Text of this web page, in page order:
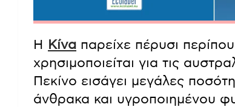
Η Κίνα παρείχε πέρυσι
χρησιμοποιείται για τις
Πεκίνο εισάγει μεγάλες
άνθρακα και υγροποιημένου